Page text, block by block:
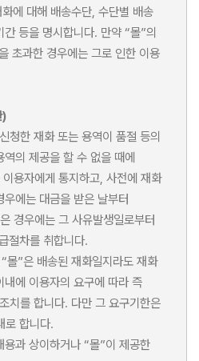
에 대해 배송수단, 수단별 배송
등을 명시합니다. 만약 “몰”의
초과한 경우에는 그로 인한 이용
)
청한 재화 또는 용역이 품절 등의
의 제공을 할 수 없을 때에
용자에게 통지하고, 사전에 재화
에는 대금을 받은 날부터
경우에는 그 사유발생일로부터
절차를 취합니다.
”은 배송된 재화일지라도 재화
에 이용자의 요구에 따라 즉
를 합니다. 다만 그 요구기한은
로 합니다.
과 상이하거나 “몰”이 제공한